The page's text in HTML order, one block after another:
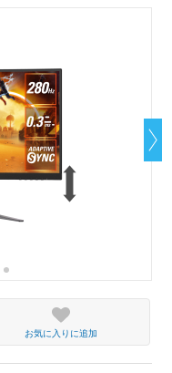
お気に入りに追加